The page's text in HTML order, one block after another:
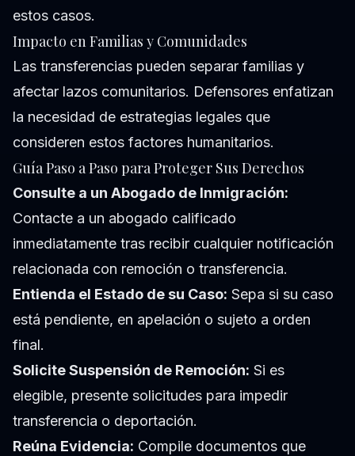
estos casos.
Impacto en Familias y Comunidades
Las transferencias pueden separar familias y
afectar lazos comunitarios. Defensores enfatizan
la necesidad de estrategias legales que
consideren estos factores humanitarios.
Guía Paso a Paso para Proteger Sus Derechos
Consulte a un Abogado de Inmigración:
Contacte a un abogado calificado
inmediatamente tras recibir cualquier notificación
relacionada con remoción o transferencia.
Entienda el Estado de su Caso: Sepa si su caso
está pendiente, en apelación o sujeto a orden
final.
Solicite Suspensión de Remoción: Si es
elegible, presente solicitudes para impedir
transferencia o deportación.
Reúna Evidencia: Compile documentos que